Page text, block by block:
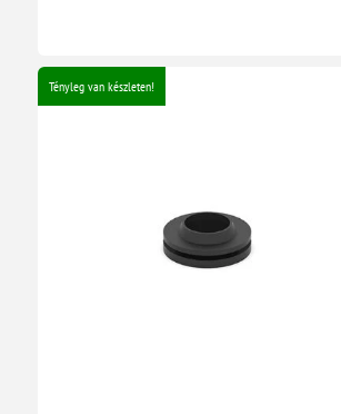
Tényleg van készleten!